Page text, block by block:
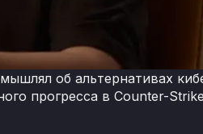
об альтернативах
прогресса в Counter-